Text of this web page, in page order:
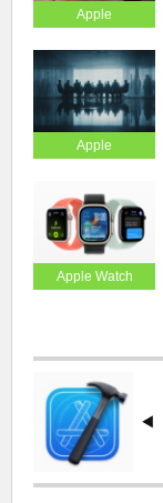
Apple
Apple
Apple Watch